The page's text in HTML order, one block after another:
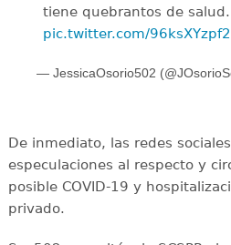
tiene quebrantos de salud.
pic.twitter.com/96ksXYzpf2
— JessicaOsorio502
De inmediato, las redes
especulaciones al respecto y
posible COVID-19 y
privado.